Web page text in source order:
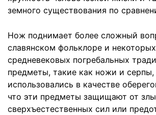
земного существования по
Нож поднимает более сложный
славянском фольклоре и некоторых
средневековых погребальных
предметы, такие как ножи и серпы,
использовались в качестве
что эти предметы защищают от
сверхъестественных сил или